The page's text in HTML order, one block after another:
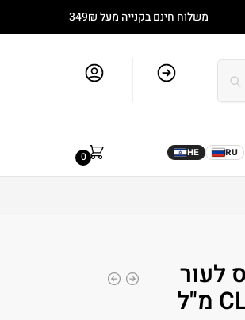
משלוח חינם בקנייה מעל 349₪
HE RU
0
לעור
שמן CLEANSING BASIC 250 מ"ל